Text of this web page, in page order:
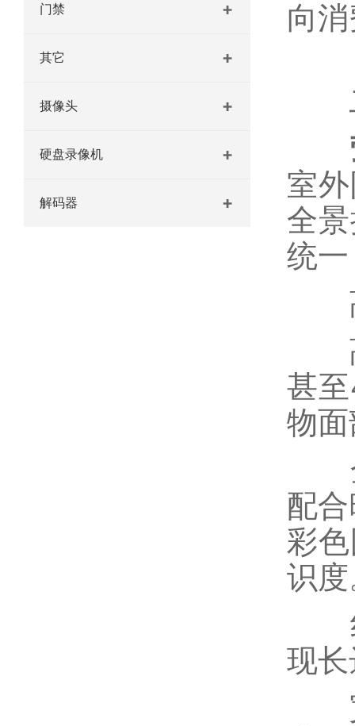
门禁
其它
摄像头
硬盘录像机
解码器
向
二
室
全
统
高
高
甚
物
全
配
彩
识
红
现
宽